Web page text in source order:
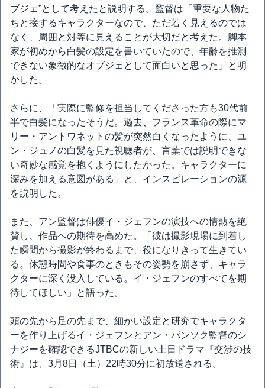
ブジェ”として考えたと説明する。監督は「重要な人物た
ちと接するキャラクターなので、ただ若く見えるのでは
なく、周囲と対等に見えることが大切だと考えた。脚本
家が初めから白髪の設定を書いていたので、年齢を推測
できない象徴的なオブジェとして面白いと思った」と明
かした。
さらに、「実際に監修を担当してくださった方も30代前
半で白髪になったそうだ。過去、フランス革命の際にマ
リー・アントワネットの髪が突然白くなったように、ユ
ン・ジュノの白髪を見た視聴者が、言葉では説明できな
い奇妙な感覚を抱くようにしたかった。キャラクターに
深みを加える意図がある」と、インスピレーションの源
を説明した。
また、アン監督は俳優イ・ジェフンの演技への情熱を絶
賛し、作品への期待を高めた。「彼は撮影現場に到着し
た瞬間から撮影が終わるまで、役になりきって生きてい
る。休憩時間や食事のときもその姿勢を崩さず、キャラ
クターに深く没入している。イ・ジェフンのすべてを期
待してほしい」と語った。
頭の先から足の先まで、細かい設定と研究でキャラクタ
ーを作り上げるイ・ジェフンとアン・パンソク監督のシ
ナジーを確認できるJTBCの新しい土日ドラマ『交渉の技
術』は、3月8日（土）22時30分に初放送される。